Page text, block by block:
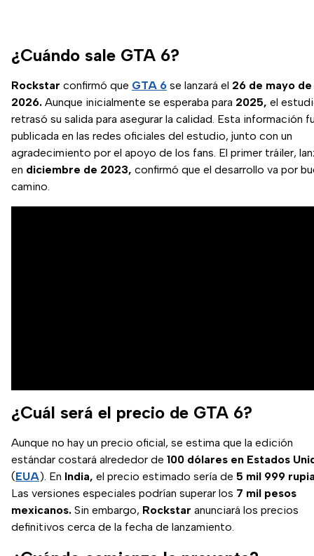
¿Cuándo sale GTA 6?
Rockstar confirmó que GTA 6 se lanzará el 26 de mayo de
2026. Aunque inicialmente se esperaba para 2025, el
retrasó su salida para asegurar la calidad. Esta información
publicada en las redes oficiales del estudio, junto con un
agradecimiento por el apoyo de los fans. El primer tráiler,
en diciembre de 2023, confirmó que el desarrollo va por
camino.
¿Cuál será el precio de GTA 6?
Aunque no hay un precio oficial, se estima que la edición
estándar costará alrededor de 100 dólares en Estados
(EUA). En India, el precio estimado sería de 5 mil 999
Las versiones especiales podrían superar los 7 mil pesos
mexicanos. Sin embargo, Rockstar anunciará los precios
definitivos cerca de la fecha de lanzamiento.